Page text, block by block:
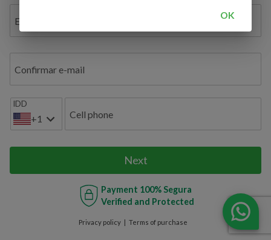
E-mail
Confirmar e-mail
IDD
+1 Cell phone
Next
Payment 100% Segura
Verified and Protected
Privacy policy Terms of purchase
OK